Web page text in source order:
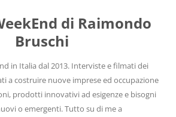
di Raimondo
Bruschi
in Italia dal 2013. Interviste e filmati dei
a costruire nuove imprese ed occupazione
prodotti innovativi ad esigenze e bisogni
o emergenti. Tutto su di me a